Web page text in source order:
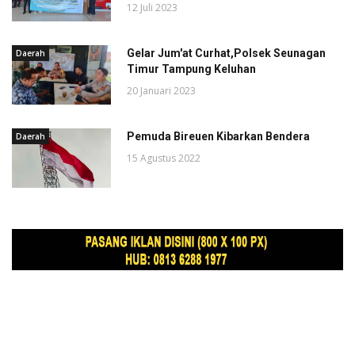
12 Juli 2023
Daerah
Gelar Jum'at Curhat,Polsek Seunagan
Timur Tampung Keluhan
20 Januari 2023
Daerah Pemuda Bireuen Kibarkan Bendera
15 Agustus 2022